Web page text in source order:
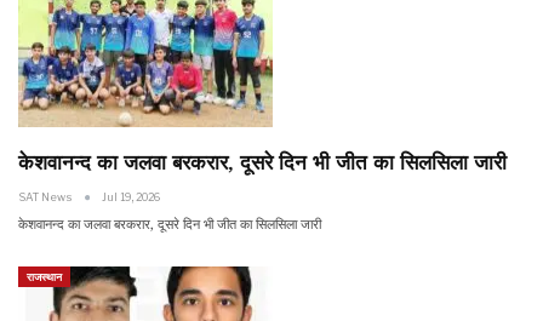
केशवानन्द का जलवा बरकरार, दूसरे दिन भी जीत का सिलसिला जारी
SAT News Jul 19, 2026
केशवानन्द का जलवा बरकरार, दूसरे दिन भी जीत का सिलसिला जारी
राजस्थान